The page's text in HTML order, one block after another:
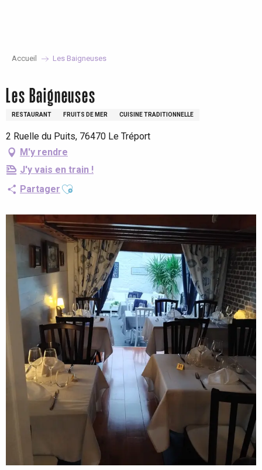
Accueil Les Baigneuses
Les Baigneuses
RESTAURANT FRUITS DE MER CUISINE TRADITIONNELLE
2 Ruelle du Puits, 76470 Le Tréport
M'y rendre
J'y vais en train !
Partager Ajouter aux favoris